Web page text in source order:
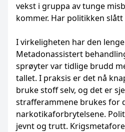
vekst i gruppa av tunge
kommer. Har politikken slått
I virkeligheten har den
Metadonassistert
sprøyter var tidlige brudd
tallet. I praksis er det nå
bruke stoff selv, og det er
strafferammene brukes for
narkotikaforbrytelsene.
jevnt og trutt.